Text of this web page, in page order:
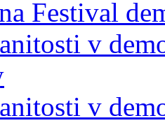
Festival
v
v